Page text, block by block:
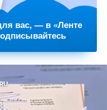
вас, — в «Ленте